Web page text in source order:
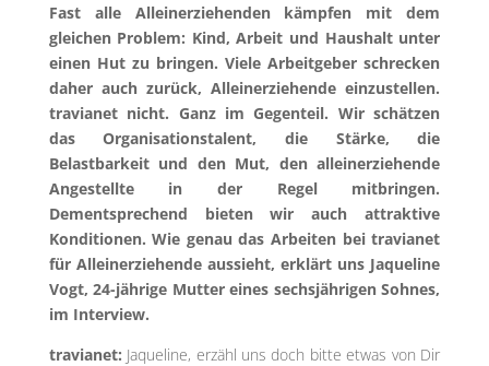
Fast alle Alleinerziehenden kämpfen mit dem
gleichen Problem: Kind, Arbeit und Haushalt unter
einen Hut zu bringen. Viele Arbeitgeber schrecken
daher auch zurück, Alleinerziehende einzustellen.
travianet nicht. Ganz im Gegenteil. Wir schätzen
das Organisationstalent, die Stärke, die
Belastbarkeit und den Mut, den alleinerziehende
Angestellte in der Regel mitbringen.
Dementsprechend bieten wir auch attraktive
Konditionen. Wie genau das Arbeiten bei travianet
für Alleinerziehende aussieht, erklärt uns Jaqueline
Vogt, 24-jährige Mutter eines sechsjährigen Sohnes,
im Interview.
travianet: Jaqueline, erzähl uns doch bitte etwas von Dir